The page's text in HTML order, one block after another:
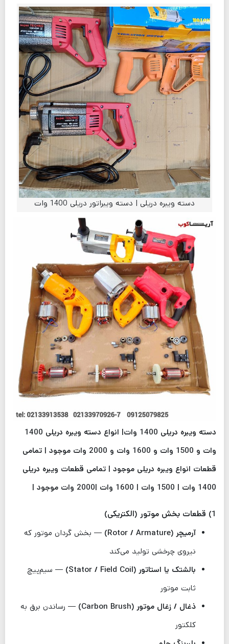
دسته ویبره دریلی | دسته ویبراتور دریلی 1400 وات
دسته ویبره دریلی 1400 وات| انواع دسته ویبره دریلی 1400
وات و 1500 وات و 1600 وات و 2000 وات موجود | تمامی
قطعات انواع ویبره دریلی موجود | تمامی قطعات ویبره دریلی
1400 وات | 1500 وات | 1600 وات |2000 وات موجود |
1) قطعات بخش موتور (الکتریکی)
آرمیچر (Rotor / Armature)
— بخش گردان موتور که
نیروی چرخشی تولید می‌کند
بالشتک یا استاتور (Stator / Field Coil)
— سیم‌پیچ
ثابت موتور
ذغال / زغال موتور (Carbon Brush)
— رساندن برق به
کلکتور